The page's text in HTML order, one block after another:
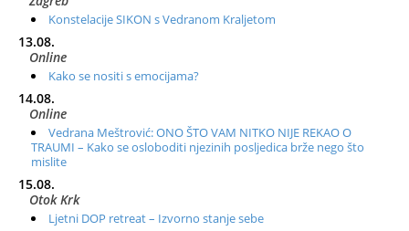
Konstelacije SIKON s Vedranom Kraljetom
13.08.
Online
Kako se nositi s emocijama?
14.08.
Online
Vedrana Meštrović: ONO ŠTO VAM NITKO NIJE REKAO O
TRAUMI – Kako se osloboditi njezinih posljedica brže nego što
mislite
15.08.
Otok Krk
Ljetni DOP retreat – Izvorno stanje sebe